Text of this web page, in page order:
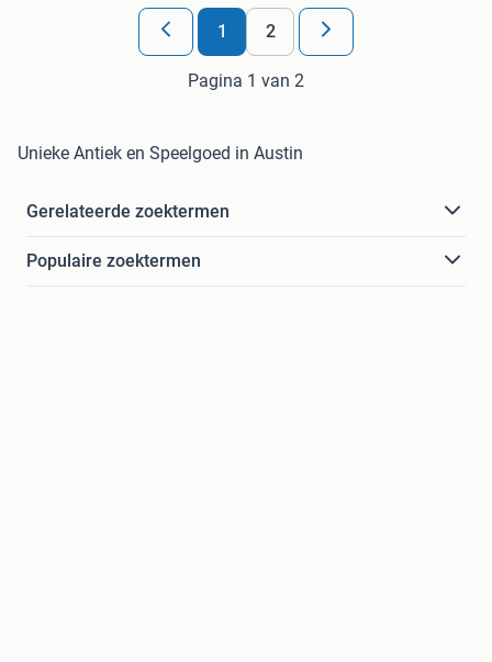
1 2
Pagina 1 van 2
Unieke Antiek en Speelgoed in Austin
Gerelateerde zoektermen
Populaire zoektermen